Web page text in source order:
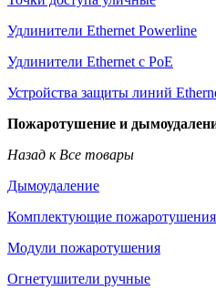
Удлинители Ethernet Powerline
Удлинители Ethernet с PoE
Устройства защиты линий
Пожаротушение и
Назад к Все товары
Дымоудаление
Комплектующие пожаротушения
Модули пожаротушения
Огнетушители ручные